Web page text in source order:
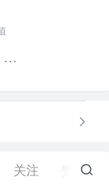
关注 2